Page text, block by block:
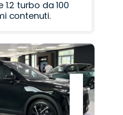
turbo da 100
contenuti.